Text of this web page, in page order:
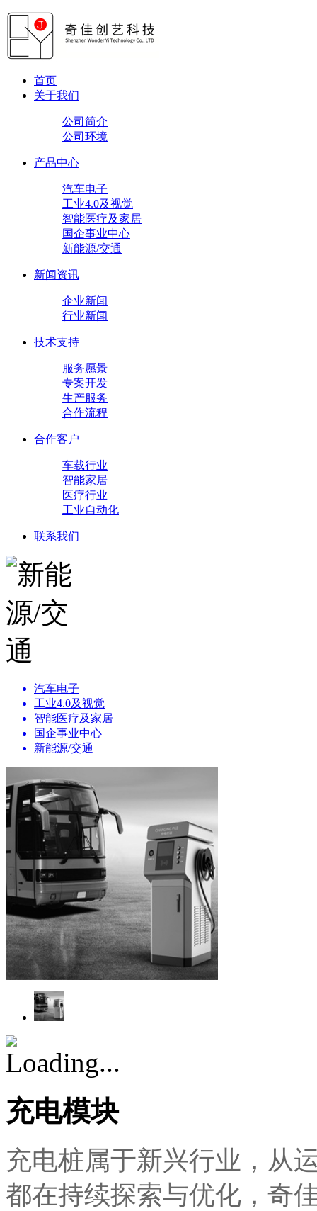
首页
关于我们
公司简介
公司环境
产品中心
汽车电子
工业4.0及视觉
智能医疗及家居
国企事业中心
新能源/交通
新闻资讯
企业新闻
行业新闻
技术支持
服务愿景
专案开发
生产服务
合作流程
合作客户
车载行业
智能家居
医疗行业
工业自动化
联系我们
汽车电子
工业4.0及视觉
智能医疗及家居
国企事业中心
新能源/交通
充电模块
充电桩属于新兴行业，从
都在持续探索与优化，奇